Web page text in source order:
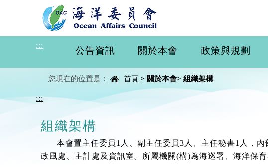
進入內容區塊
:::
公告資訊 關於本會 政策與規劃
您現在的位置是： 首頁 > 關於本會> 組織架構
:::
組織架構
中央內容區塊
本會置主任委員1人、副主任委員3人、主任秘書1人，
政風處、主計處及資訊室。所屬機關(構)為海巡署、海洋保育